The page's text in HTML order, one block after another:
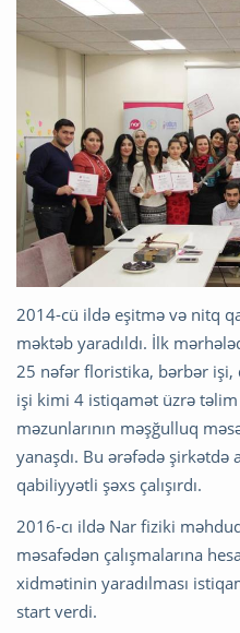
2014-cü ildə eşitmə və nitq
məktəb yaradıldı. İlk
25 nəfər floristika, bərbər
işi kimi 4 istiqamət üzrə təlim
məzunlarının məşğulluq
yanaşdı. Bu ərəfədə şirkətdə
qabiliyyətli şəxs çalışırdı.
2016-cı ildə Nar fiziki
məsafədən çalışmalarına
xidmətinin yaradılması
start verdi.